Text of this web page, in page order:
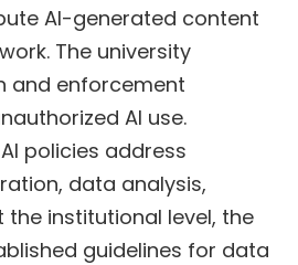
AI-generated content
The university
and enforcement
AI use.
policies address
data analysis,
the institutional level, the
guidelines for data